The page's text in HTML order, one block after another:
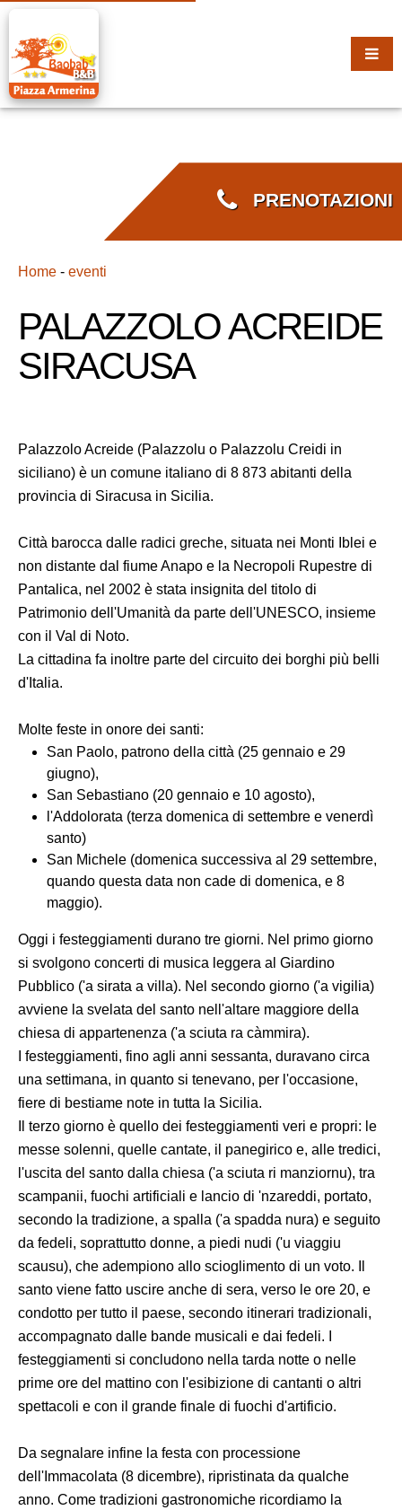
PRENOTAZIONI
Home - eventi
PALAZZOLO ACREIDE
SIRACUSA
Palazzolo Acreide (Palazzolu o Palazzolu Creidi in
siciliano) è un comune italiano di 8 873 abitanti della
provincia di Siracusa in Sicilia.
Città barocca dalle radici greche, situata nei Monti Iblei e
non distante dal fiume Anapo e la Necropoli Rupestre di
Pantalica, nel 2002 è stata insignita del titolo di
Patrimonio dell'Umanità da parte dell'UNESCO, insieme
con il Val di Noto.
La cittadina fa inoltre parte del circuito dei borghi più belli
d'Italia.
Molte feste in onore dei santi:
San Paolo, patrono della città (25 gennaio e 29
giugno),
San Sebastiano (20 gennaio e 10 agosto),
l'Addolorata (terza domenica di settembre e venerdì
santo)
San Michele (domenica successiva al 29 settembre,
quando questa data non cade di domenica, e 8
maggio).
Oggi i festeggiamenti durano tre giorni. Nel primo giorno
si svolgono concerti di musica leggera al Giardino
Pubblico ('a sirata a villa). Nel secondo giorno ('a vigilia)
avviene la svelata del santo nell'altare maggiore della
chiesa di appartenenza ('a sciuta ra càmmira).
I festeggiamenti, fino agli anni sessanta, duravano circa
una settimana, in quanto si tenevano, per l'occasione,
fiere di bestiame note in tutta la Sicilia.
Il terzo giorno è quello dei festeggiamenti veri e propri: le
messe solenni, quelle cantate, il panegirico e, alle tredici,
l'uscita del santo dalla chiesa ('a sciuta ri manziornu), tra
scampanii, fuochi artificiali e lancio di 'nzareddi, portato,
secondo la tradizione, a spalla ('a spadda nura) e seguito
da fedeli, soprattutto donne, a piedi nudi ('u viaggiu
scausu), che adempiono allo scioglimento di un voto. Il
santo viene fatto uscire anche di sera, verso le ore 20, e
condotto per tutto il paese, secondo itinerari tradizionali,
accompagnato dalle bande musicali e dai fedeli. I
festeggiamenti si concludono nella tarda notte o nelle
prime ore del mattino con l'esibizione di cantanti o altri
spettacoli e con il grande finale di fuochi d'artificio.
Da segnalare infine la festa con processione
dell'Immacolata (8 dicembre), ripristinata da qualche
anno. Come tradizioni gastronomiche ricordiamo la